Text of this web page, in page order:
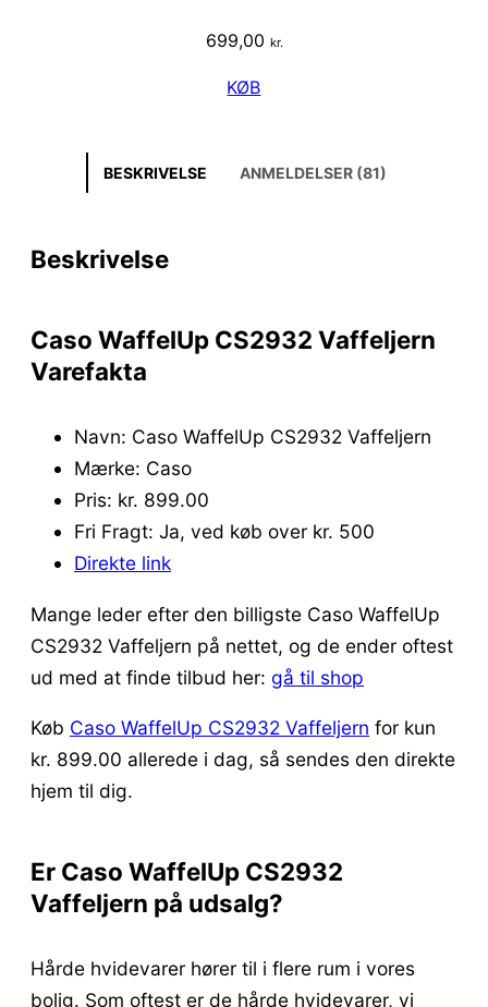
699,00 kr.
KØB
BESKRIVELSE ANMELDELSER (81)
Beskrivelse
Caso WaffelUp CS2932 Vaffeljern
Varefakta
Navn: Caso WaffelUp CS2932 Vaffeljern
Mærke: Caso
Pris: kr. 899.00
Fri Fragt: Ja, ved køb over kr. 500
Direkte link
Mange leder efter den billigste Caso WaffelUp
CS2932 Vaffeljern på nettet, og de ender oftest
ud med at finde tilbud her: gå til shop
Køb Caso WaffelUp CS2932 Vaffeljern for kun
kr. 899.00 allerede i dag, så sendes den direkte
hjem til dig.
Er Caso WaffelUp CS2932
Vaffeljern på udsalg?
Hårde hvidevarer hører til i flere rum i vores
bolig. Som oftest er de hårde hvidevarer, vi